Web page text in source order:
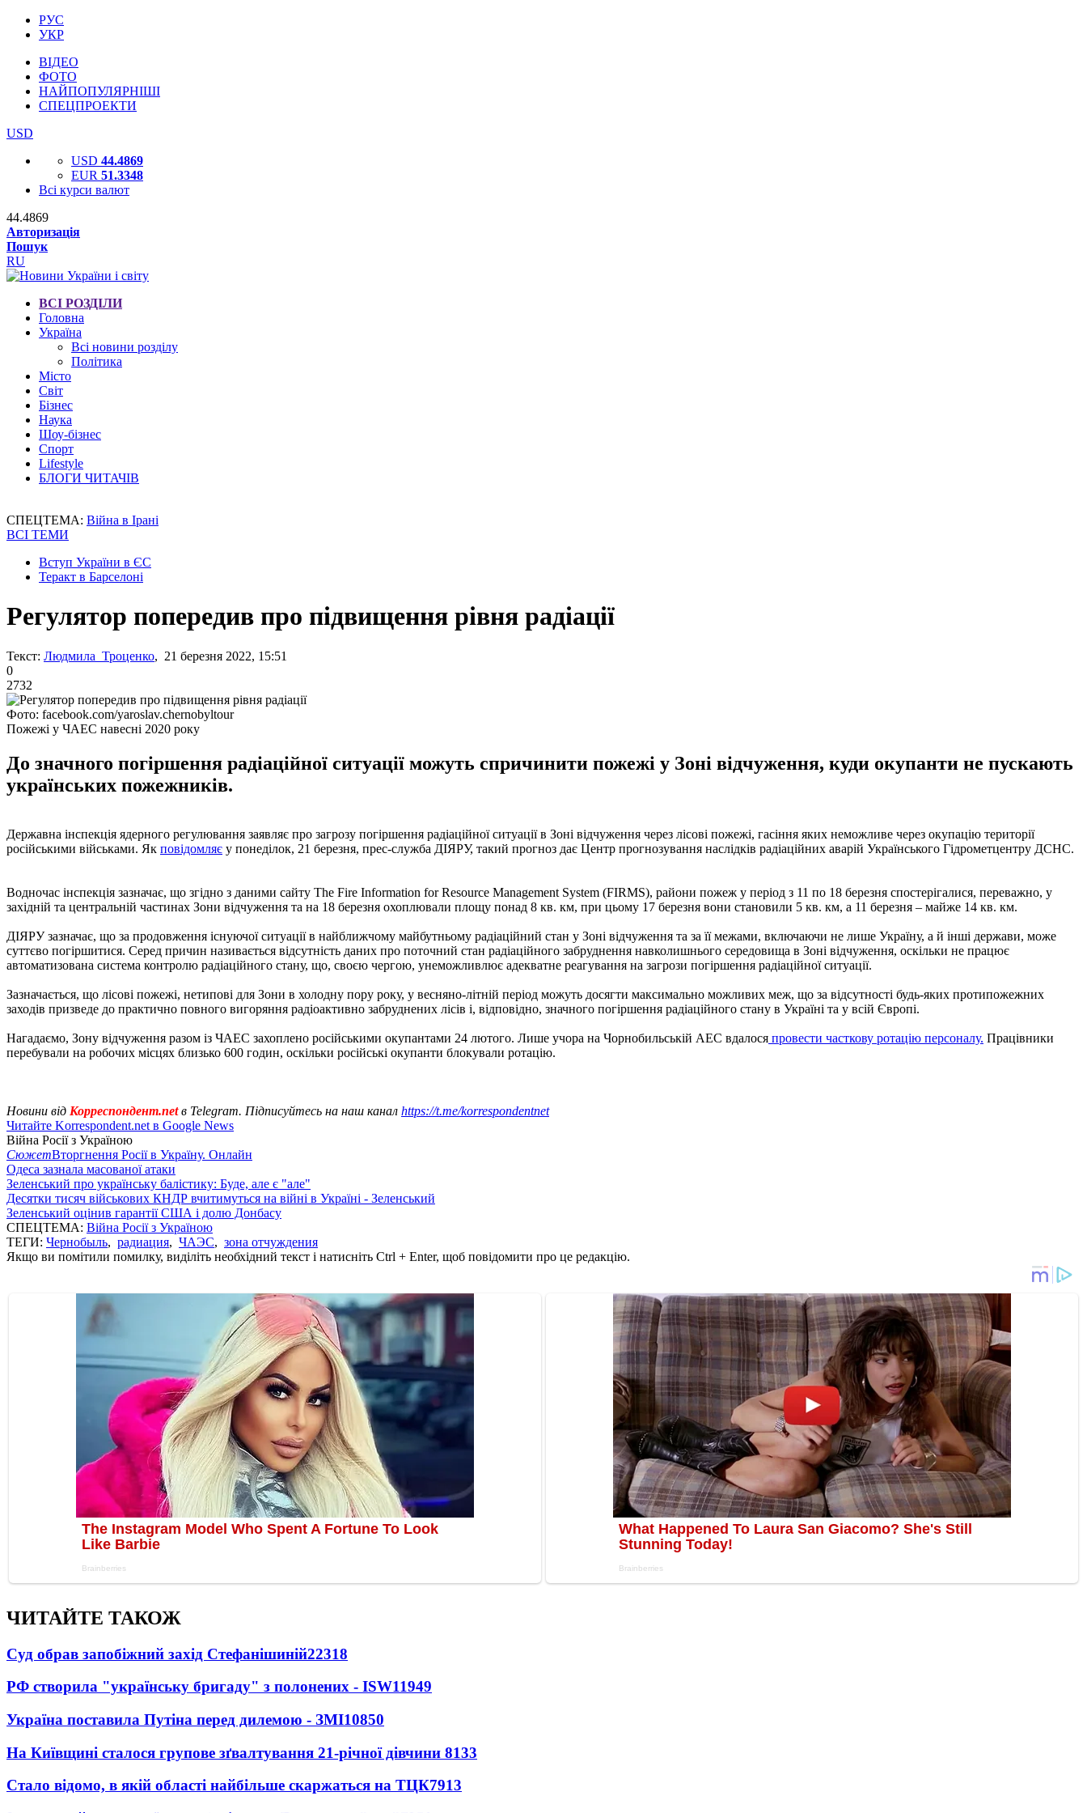
РУС
УКР
ВІДЕО
ФОТО
НАЙПОПУЛЯРНІШІ
СПЕЦПРОЕКТИ
USD
USD 44.4869
EUR 51.3348
Всі курси валют
44.4869
Авторизація
Пошук
RU
ВСІ РОЗДІЛИ
Головна
Україна
Всі новини розділу
Політика
Місто
Світ
Бізнес
Наука
Шоу-бізнес
Спорт
Lifestyle
БЛОГИ ЧИТАЧІВ
СПЕЦТЕМА: Війна в Ірані
ВСІ ТЕМИ
Вступ України в ЄС
Теракт в Барселоні
Регулятор попередив про підвищення рівня радіації
Текст: Людмила Троценко, 21 березня 2022, 15:51
0
2732
Фото: facebook.com/yaroslav.chernobyltour
Пожежі у ЧАЕС навесні 2020 року
До значного погіршення радіаційної ситуації можуть спричинити пожежі у Зоні відчуження, куди окупанти не пускають
українських пожежників.
Державна інспекція ядерного регулювання заявляє про загрозу погіршення радіаційної ситуації в Зоні відчуження через лісові пожежі, гасіння яких неможливе через окупацію території
російськими військами. Як повідомляє у понеділок, 21 березня, прес-служба ДІЯРУ, такий прогноз дає Центр прогнозування наслідків радіаційних аварій Українського Гідрометцентру ДСНС.
Водночас інспекція зазначає, що згідно з даними сайту The Fire Information for Resource Management System (FIRMS), райони пожеж у період з 11 по 18 березня спостерігалися, переважно, у
західній та центральній частинах Зони відчуження та на 18 березня охоплювали площу понад 8 кв. км, при цьому 17 березня вони становили 5 кв. км, а 11 березня – майже 14 кв. км.
ДІЯРУ зазначає, що за продовження існуючої ситуації в найближчому майбутньому радіаційний стан у Зоні відчуження та за її межами, включаючи не лише Україну, а й інші держави, може
суттєво погіршитися. Серед причин називається відсутність даних про поточний стан радіаційного забруднення навколишнього середовища в Зоні відчуження, оскільки не працює
автоматизована система контролю радіаційного стану, що, своєю чергою, унеможливлює адекватне реагування на загрози погіршення радіаційної ситуації.
Зазначається, що лісові пожежі, нетипові для Зони в холодну пору року, у весняно-літній період можуть досягти максимально можливих меж, що за відсутності будь-яких протипожежних
заходів призведе до практично повного вигоряння радіоактивно забруднених лісів і, відповідно, значного погіршення радіаційного стану в Україні та у всій Європі.
Нагадаємо, Зону відчуження разом із ЧАЕС захоплено російськими окупантами 24 лютого. Лише учора на Чорнобильській АЕС вдалося провести часткову ротацію персоналу. Працівники
перебували на робочих місцях близько 600 годин, оскільки російські окупанти блокували ротацію.
Новини від Корреспондент.netв Telegram. Підписуйтесь на наш канал https://t.me/korrespondentnet
Читайте Korrespondent.net в Google News
Війна Росії з Україною
СюжетВторгнення Росії в Україну. Онлайн
Одеса зазнала масованої атаки
Зеленський про українську балістику: Буде, але є "але"
Десятки тисяч військових КНДР вчитимуться на війні в Україні - Зеленський
Зеленський оцінив гарантії США і долю Донбасу
СПЕЦТЕМА: Війна Росії з Україною
ТЕГИ: Чернобыль, радиация, ЧАЭС, зона отчуждения
Якщо ви помітили помилку, виділіть необхідний текст і натисніть Ctrl + Enter, щоб повідомити про це редакцію.
ЧИТАЙТЕ ТАКОЖ
Суд обрав запобіжний захід Стефанішиній22318
РФ створила "українську бригаду" з полонених - ISW11949
Україна поставила Путіна перед дилемою - ЗМІ10850
На Київщині сталося групове зґвалтування 21-річної дівчини 8133
Стало відомо, в якій області найбільше скаржаться на ТЦК7913